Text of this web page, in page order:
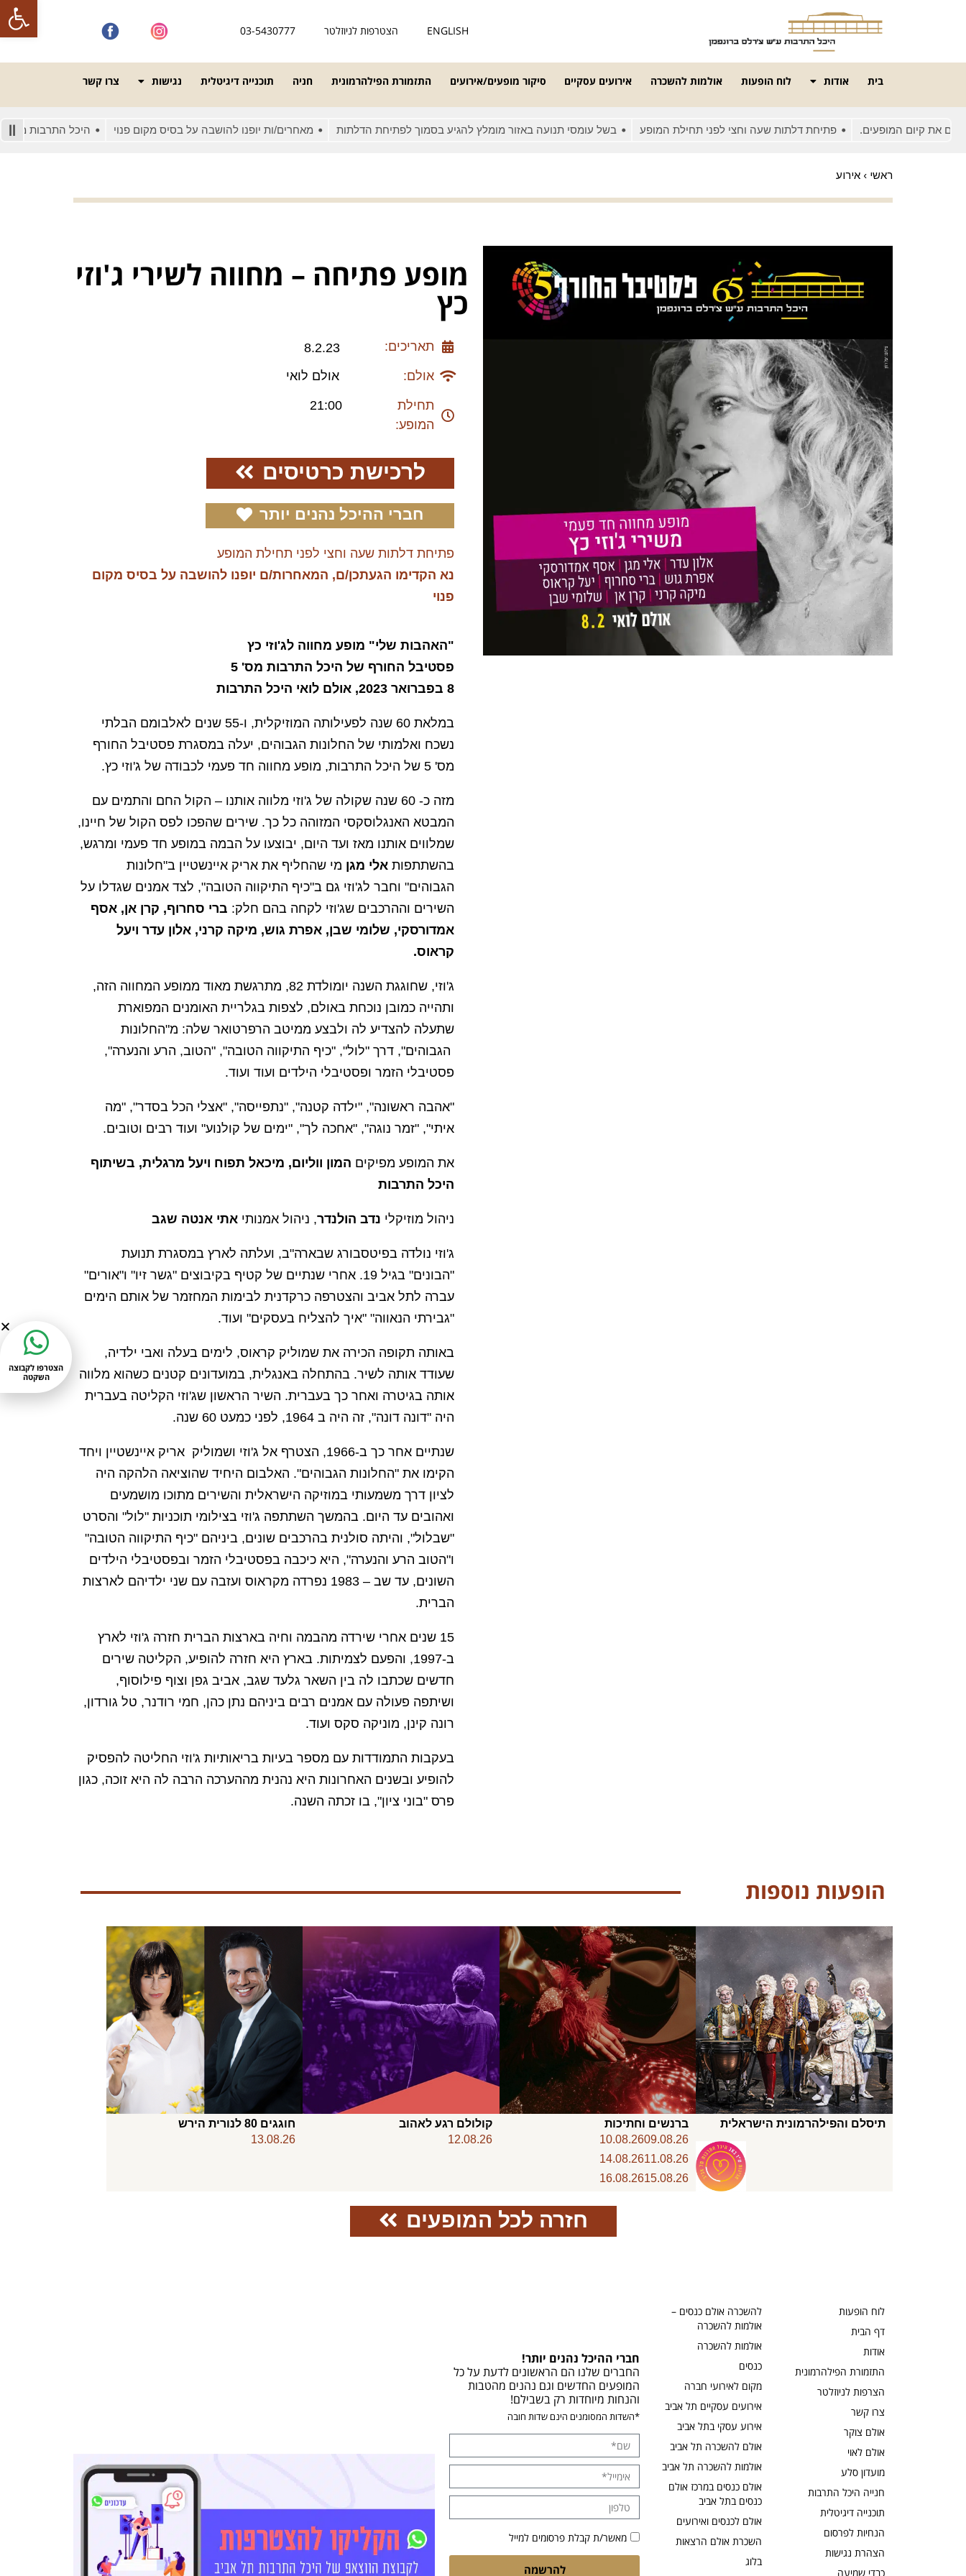
פתח
ENGLISH הצטרפות לניוזלטר 03-5430777
בית אודות לוח הופעות אולמות להשכרה אירועים עסקיים סיקור מופעים/אירועים התזמורת הפילהרמונית חניה תוכנייה דיגיטלית נגישות צרו קשר
המופעים. פתיחת דלתות שעה וחצי לפני תחילת המופע בשל עומסי תנועה באזור מומלץ להגיע בסמוך לפתיחת הדלתות מאחרים/ות יופנו להושבה על בסיס מקום פנוי היכל התרבות מונגש
ראשי › אירוע
מופע פתיחה – מחווה לשירי ג'וזי
כץ
תאריכים:
8.2.23
אולם:
אולם לואי
תחילת
המופע:
21:00
לרכישת כרטיסים
חברי ההיכל נהנים יותר
פתיחת דלתות שעה וחצי לפני תחילת המופע
נא הקדימו הגעתכן/ם, המאחרות/ם יופנו להושבה על בסיס מקום
פנוי
"האהבות שלי" מופע מחווה לג'וזי כץ
פסטיבל החורף של היכל התרבות מס' 5
8 בפברואר 2023, אולם לואי היכל התרבות
במלאת 60 שנה לפעילותה המוזיקלית, ו-55 שנים לאלבומם הבלתי
נשכח ואלמותי של החלונות הגבוהים, יעלה במסגרת פסטיבל החורף
מס' 5 של היכל התרבות, מופע מחווה חד פעמי לכבודה של ג'וזי כץ.
מזה כ- 60 שנה שקולה של ג'וזי מלווה אותנו – הקול החם והתמים עם
המבטא האנגלוסקסי המזוהה כל כך. שירים שהפכו לפס הקול של חיינו,
שמלווים אותנו מאז ועד היום, יבוצעו על הבמה במופע חד פעמי ומרגש,
בהשתתפות אלי מגן מי שהחליף את אריק איינשטיין ב"חלונות
הגבוהים" וחבר לג'וזי גם ב"כיף התיקווה הטובה", לצד אמנים שגדלו על
השירים וההרכבים שג'וזי לקחה בהם חלק: ברי סחרוף, קרן אן, אסף
אמדורסקי, שלומי שבן, אפרת גוש, מיקה קרני, אלון עדר ויעל
קראוס.
ג'וזי, שחוגגת השנה יומולדת 82, מתרגשת מאוד ממופע המחווה הזה,
ותהייה כמובן נוכחת באולם, לצפות בגלריית האומנים המפוארת
שתעלה להצדיע לה ולבצע ממיטב הרפרטואר שלה: מ"החלונות
הגבוהים", דרך "לול", "כיף התיקווה הטובה", "הטוב, הרע והנערה",
פסטיבלי הזמר ופסטיבלי הילדים ועוד ועוד.
"אהבה ראשונה", "ילדה קטנה", "נתפייסה", "אצלי הכל בסדר", "מה
איתי", "זמר נוגה", "אחכה לך", "ימים של קולנוע" ועוד רבים וטובים.
את המופע מפיקים המון ווליום, מיכאל תפוח ויעל מרגלית, בשיתוף
היכל התרבות
ניהול מוזיקלי נדב הולנדר, ניהול אמנותי אתי אנטה שגב
ג'וזי נולדה בפיטסבורג שבארה"ב, ועלתה לארץ במסגרת תנועת
"הבונים" בגיל 19. אחרי שנתיים של קטיף בקיבוצים "גשר זיו" ו"אורים"
עברה לתל אביב והצטרפה כרקדנית לבימות המחזמר של אותם הימים
"גבירתי הנאווה" "איך להצליח בעסקים" ועוד.
באותה תקופה הכירה את שמוליק קראוס, לימים בעלה ואבי ילדיה,
שעודד אותה לשיר. בהתחלה באנגלית, במועדונים קטנים כשהוא מלווה
אותה בגיטרה ואחר כך בעברית. השיר הראשון שג'וזי הקליטה בעברית
היה "דונה דונה", זה היה ב 1964, לפני כמעט 60 שנה.
שנתיים אחר כך ב-1966, הצטרף אל ג'וזי ושמוליק אריק איינשטיין ויחד
הקימו את "החלונות הגבוהים". האלבום היחיד שהוציאה הלהקה היה
לציון דרך משמעותי במוזיקה הישראלית והשירים מתוכו מושמעים
ואהובים עד היום. בהמשך השתתפה ג'וזי בצילומי תוכניות "לול" והסרט
"שבלול", והיתה סולנית בהרכבים שונים, ביניהם "כיף התיקווה הטובה"
ו"הטוב הרע והנערה", היא כיכבה בפסטיבלי הזמר ובפסטיבלי הילדים
השונים, עד שב – 1983 נפרדה מקראוס ועזבה עם שני ילדיהם לארצות
הברית.
15 שנים אחרי שירדה מהבמה וחיה בארצות הברית חזרה ג'וזי לארץ
ב-1997, והפעם לצמיתות. בארץ היא חזרה להופיע, הקליטה שירים
חדשים שכתבו לה בין השאר גלעד שגב, אביב גפן וצוף פילוסוף,
ושיתפה פעולה עם אמנים רבים ביניהם נתן כהן, חמי רודנר, טל גורדון,
רונה קינן, מוניקה סקס ועוד.
בעקבות התמודדות עם מספר בעיות בריאותיות ג'וזי החליטה להפסיק
להופיע ובשנים האחרונות היא נהנית מההערכה הרבה לה היא זוכה, כגון
פרס "בוני ציון", בו זכתה השנה.
הופעות נוספות
תיסלם והפילהרמונית הישראלית
ברנשים וחתיכות
09.08.26
10.08.26
11.08.26
14.08.26
15.08.26
16.08.26
קולולם רגע לאהוב
12.08.26
חוגגים 80 לנורית הירש
13.08.26
חזרה לכל המופעים
לוח הופעות
דף הבית
אודות
התזמורת הפילהרמונית
הצרפות לניוזלטר
צרו קשר
אולם צוקר
אולם לאוי
מועדון סלע
חנייה היכל התרבות
תוכנייה דיגיטלית
הנחיות לפרסום
הצהרת נגישות
כבדי שמיעה
להשכרה אולם כנסים –
אולמות להשכרה
אולמות להשכרה
כנסים
מקום לאירועי חברה
אירועים עסקיים תל אביב
אירוע עסקי בתל אביב
אולם להשכרה תל אביב
אולמות להשכרה תל אביב
אולם כנסים במרכז אולם
כנסים בתל אביב
אולם לכנסים ואירועים
השכרת אולם הרצאות
בלוג
חברי ההיכל נהנים יותר!
החברים שלנו הם הראשונים לדעת על כל
המופעים החדשים וגם נהנים מהטבות
והנחות מיוחדות רק בשבילם!
*השדות המסומנים הינם שדות חובה
מאשר/ת קבלת פרסומים למייל
להרשמה
הצטרפו לקבוצה
השקטה